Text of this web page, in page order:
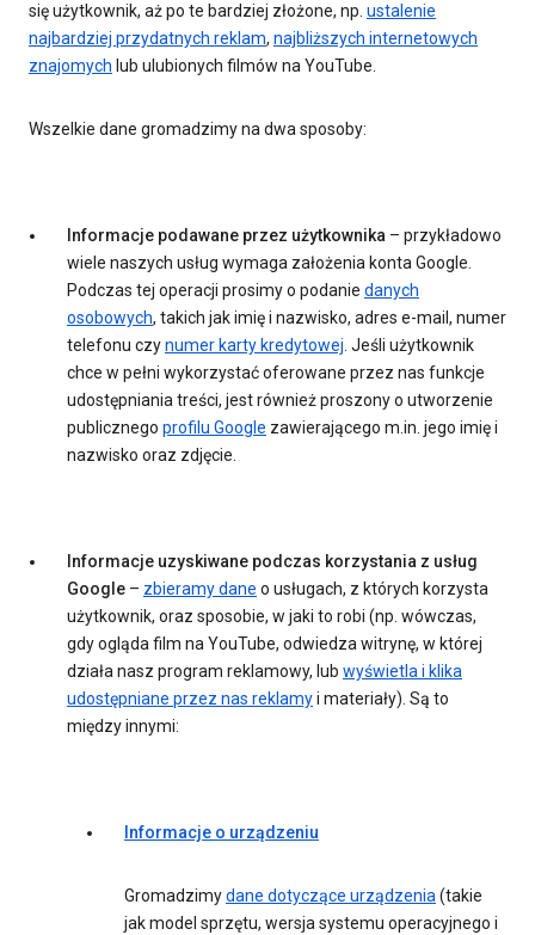
się użytkownik, aż po te bardziej złożone, np. ustalenie
najbardziej przydatnych reklam, najbliższych internetowych
znajomych lub ulubionych filmów na YouTube.
Wszelkie dane gromadzimy na dwa sposoby:
Informacje podawane przez użytkownika – przykładowo
wiele naszych usług wymaga założenia konta Google.
Podczas tej operacji prosimy o podanie danych
osobowych, takich jak imię i nazwisko, adres e-mail, numer
telefonu czynumer karty kredytowej. Jeśli użytkownik
chce w pełni wykorzystać oferowane przez nas funkcje
udostępniania treści, jest również proszony o utworzenie
publicznego profilu Google zawierającego m.in. jego imię i
nazwisko oraz zdjęcie.
Informacje uzyskiwane podczas korzystania z usług
Google – zbieramy dane o usługach, z których korzysta
użytkownik, oraz sposobie, w jaki to robi (np. wówczas,
gdy ogląda film na YouTube, odwiedza witrynę, w której
działa nasz program reklamowy, lub wyświetla i klika
udostępniane przez nas reklamyi materiały). Są to
między innymi:
Informacje o urządzeniu
Gromadzimydane dotyczące urządzenia(takie
jak model sprzętu, wersja systemu operacyjnego i